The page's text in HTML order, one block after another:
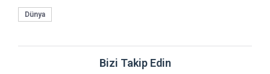
Dünya
Bizi Takip Edin